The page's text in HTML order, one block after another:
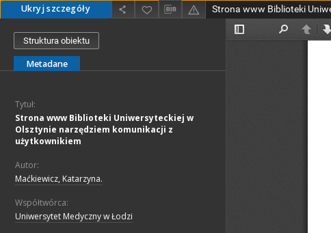
Ukryj szczegóły
Struktura obiektu
Metadane
Tytuł:
Strona www Biblioteki Uniwersyteckiej w
Olsztynie narzędziem komunikacji z
użytkownikiem
Autor:
Maćkiewicz, Katarzyna.
Współtwórca:
Uniwersytet Medyczny w Łodzi